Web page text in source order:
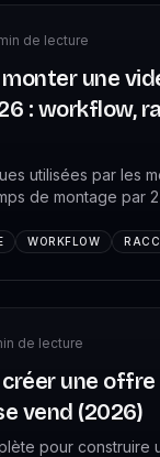
de lecture
une
: workflow,
utilisées par les
de montage par
design accéléré.
WORKFLOW
de lecture
une
vend (2026)
pour construire